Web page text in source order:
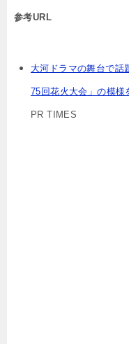
参考URL
大河ドラマの舞台で話
75回花火大会」の模様
PR TIMES